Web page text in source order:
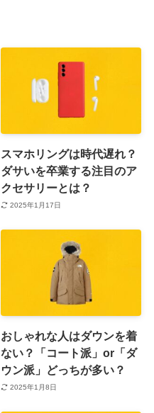
スマホリングは時代遅れ？
ダサいを卒業する注目のア
クセサリーとは？
2025年1月17日
おしゃれな人はダウンを着
ない？「コート派」or「ダ
ウン派」どっちが多い？
2025年1月8日